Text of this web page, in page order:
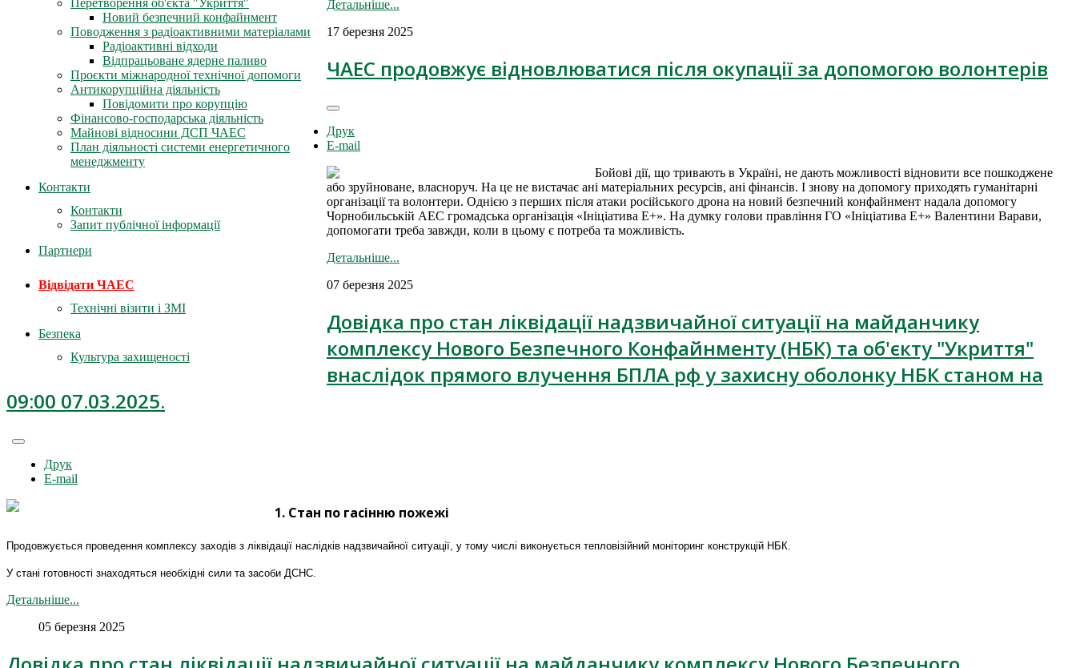
Перетворення об'єкта "Укриття"
Новий безпечний конфайнмент
Поводження з радіоактивними матеріалами
Радіоактивні відходи
Відпрацьоване ядерне паливо
Проєкти міжнародної технічної допомоги
Антикорупційна діяльність
Повідомити про корупцію
Фінансово-господарська діяльність
Майнові відносини ДСП ЧАЕС
План діяльності системи енергетичного
менеджменту
Контакти
Контакти
Запит публічної інформації
Партнери
Відвідати ЧАЕС
Технічні візити і ЗМІ
Безпека
Культура захищеності
Детальніше...
17 березня 2025
ЧАЕС продовжує відновлюватися після окупації за допомогою волонтерів
Друк
E-mail
Бойові дії, що тривають в Україні, не дають можливості відновити все пошкоджене
або зруйноване, власноруч. На це не вистачає ані матеріальних ресурсів, ані фінансів. І знову на допомогу приходять гуманітарні
організації та волонтери. Однією з перших після атаки російського дрона на новий безпечний конфайнмент надала допомогу
Чорнобильській АЕС громадська організація «Ініціатива Е+». На думку голови правління ГО «Ініціатива Е+» Валентини Варави,
допомогати треба завжди, коли в цьому є потреба та можливість.
Детальніше...
07 березня 2025
Довідка про стан ліквідації надзвичайної ситуації на майданчику
комплексу Нового Безпечного Конфайнменту (НБК) та об'єкту "Укриття"
внаслідок прямого влучення БПЛА рф у захисну оболонку НБК станом на
09:00 07.03.2025.
Друк
E-mail
1. Стан по гасінню пожежі
Продовжується проведення комплексу заходів з ліквідації наслідків надзвичайної ситуації, у тому числі виконується тепловізійний моніторинг конструкцій НБК.
У стані готовності знаходяться необхідні сили та засоби ДСНС.
Детальніше...
05 березня 2025